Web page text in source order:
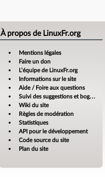
À propos de LinuxFr.org
Mentions légales
Faire un don
L’équipe de LinuxFr.org
Informations sur le site
Aide / Foire aux questions
Suivi des suggestions et bogues
Wiki du site
Règles de modération
Statistiques
API pour le développement
Code source du site
Plan du site